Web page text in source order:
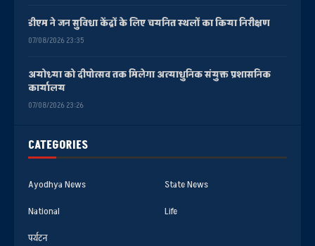
CATEGORIES
Ayodhya News
State News
National
Life
पर्यटन
डीएम ने जन सुविधा केंद्रों के लिए चयनित स्थलों का किया निरीक्षण
07/08/2026 23:35
अयोध्या को दीपोत्सव तक मिलेगा अत्याधुनिक संयुक्त प्रशासनिक
कार्यालय
07/08/2026 23:26